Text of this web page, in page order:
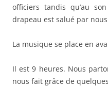
officiers tandis qu’au
drapeau est salué par
La musique se place en
Il est 9 heures. Nous
nous fait grâce de